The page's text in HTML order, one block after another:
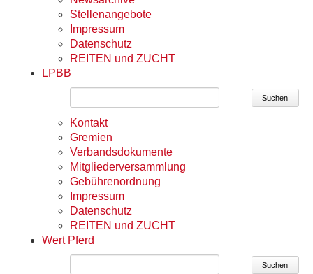
Stellenangebote
Impressum
Datenschutz
REITEN und ZUCHT
LPBB
Suchen
Kontakt
Gremien
Verbandsdokumente
Mitgliederversammlung
Gebührenordnung
Impressum
Datenschutz
REITEN und ZUCHT
Wert Pferd
Suchen